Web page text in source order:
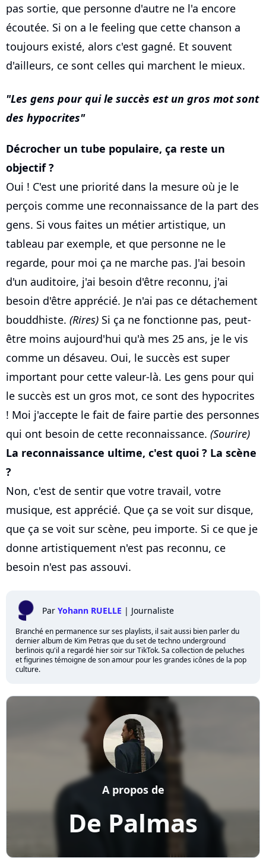
pas sortie, que personne d'autre ne l'a encore
écoutée. Si on a le feeling que cette chanson a
toujours existé, alors c'est gagné. Et souvent
d'ailleurs, ce sont celles qui marchent le mieux.
Les gens pour qui le succès est un gros mot sont
des hypocrites
Décrocher un tube populaire, ça reste un
objectif ?
Oui ! C'est une priorité dans la mesure où je le
perçois comme une reconnaissance de la part des
gens. Si vous faites un métier artistique, un
tableau par exemple, et que personne ne le
regarde, pour moi ça ne marche pas. J'ai besoin
d'un auditoire, j'ai besoin d'être reconnu, j'ai
besoin d'être apprécié. Je n'ai pas ce détachement
bouddhiste. (Rires) Si ça ne fonctionne pas, peut-
être moins aujourd'hui qu'à mes 25 ans, je le vis
comme un désaveu. Oui, le succès est super
important pour cette valeur-là. Les gens pour qui
le succès est un gros mot, ce sont des hypocrites
! Moi j'accepte le fait de faire partie des personnes
qui ont besoin de cette reconnaissance. (Sourire)
La reconnaissance ultime, c'est quoi ? La scène
?
Non, c'est de sentir que votre travail, votre
musique, est apprécié. Que ça se voit sur disque,
que ça se voit sur scène, peu importe. Si ce que je
donne artistiquement n'est pas reconnu, ce
besoin n'est pas assouvi.
Par Yohann RUELLE | Journaliste
Branché en permanence sur ses playlists, il sait aussi bien parler du
dernier album de Kim Petras que du set de techno underground
berlinois qu'il a regardé hier soir sur TikTok. Sa collection de peluches
et figurines témoigne de son amour pour les grandes icônes de la pop
culture.
De Palmas
A propos de